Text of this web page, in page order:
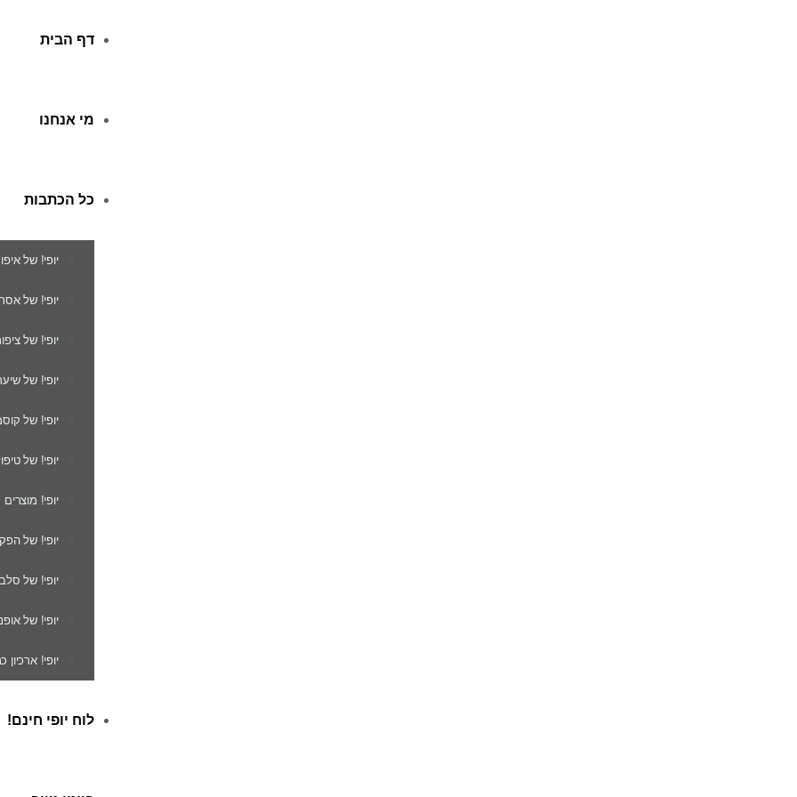
דף הבית
מי אנחנו
כל הכתבות
יופי! של
יופי! של
יופי! של
יופי! של
יופי! של
יופי! של
יופי!
יופי! של
יופי! של
יופי! של
יופי! ארכיון
לוח יופי חינם!